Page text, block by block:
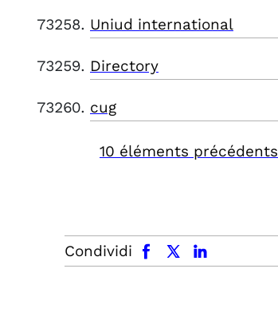
Uniud international
Directory
cug
10 éléments précédents
Condividi
facebook x.com linkedin